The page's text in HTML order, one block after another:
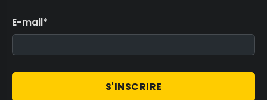
E-mail*
S'INSCRIRE